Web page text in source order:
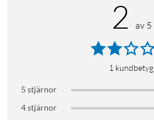
2 av 5
1 kundbetyg
5 stjärnor
4 stjärnor